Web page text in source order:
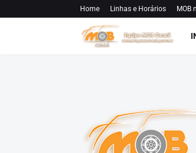
Home Linhas e Horários MOB